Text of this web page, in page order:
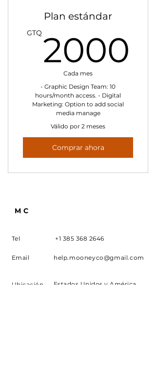
Plan estándar
GTQ 2000
Cada mes
- Graphic Design Team: 10
hours/month access. - Digital
Marketing: Option to add social
media manage
Válido por 2 meses
Comprar ahora
MC
Tel +1 385 368 2646
Email help.mooneyco@gmail.com
Ubicación Estados Unidos y América